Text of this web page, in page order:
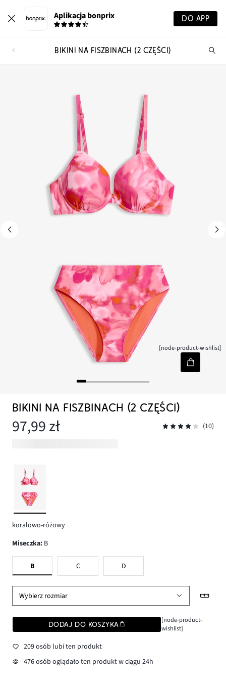
Aplikacja bonprix DO APP
BIKINI NA FISZBINACH (2 CZĘŚCI)
[node-product-wishlist]
BIKINI NA FISZBINACH (2 CZĘŚCI)
97,99 zł (10)
koralowo-różowy
Miseczka: B
B C D
Wybierz rozmiar
DODAJ DO KOSZYKA
[node-product-
wishlist]
209 osób lubi ten produkt
476 osób oglądało ten produkt w ciągu 24h